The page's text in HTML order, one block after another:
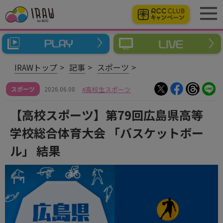
IRAWトップ 記事 スポーツ
スポーツ 2026.06.08 高校生スポーツ
【高校スポーツ】第79回広島県高等
学校総合体育大会 「バスケットボー
ル」 結果